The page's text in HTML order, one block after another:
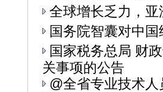
全球增长乏力，
国务院智囊对中
国家税务总局 财
关事项的公告
@全省专业技术